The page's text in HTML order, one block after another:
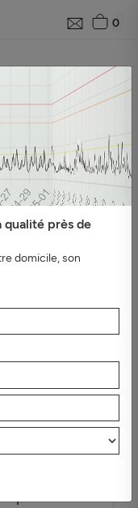
0
l'air
d'air
#Pollution
sain
#Virus,
#Santé et
marche
qualité près de
domicile, son